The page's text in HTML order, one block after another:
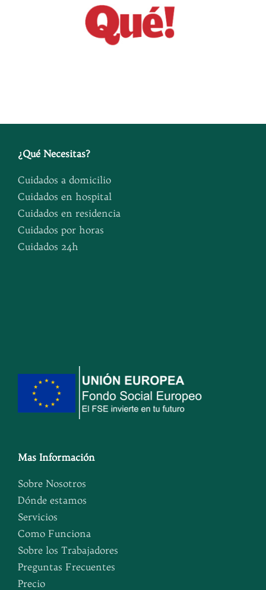
¿Qué Necesitas?
Cuidados a domicilio
Cuidados en hospital
Cuidados en residencia
Cuidados por horas
Cuidados 24h
Mas Información
Sobre Nosotros
Dónde estamos
Servicios
Como Funciona
Sobre los Trabajadores
Preguntas Frecuentes
Precio